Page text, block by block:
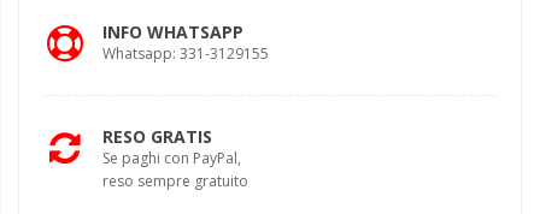
INFO WHATSAPP
Whatsapp: 331-3129155
RESO GRATIS
Se paghi con PayPal,
reso sempre gratuito